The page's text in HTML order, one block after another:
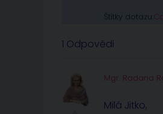
Štítky dotazu:
1 Odpovědi
Mgr. Radana
Milá Jitko,